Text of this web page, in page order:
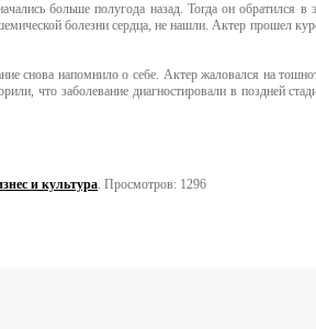
больше полугода назад. Тогда он обратился
болезни сердца, не нашли. Актер прошел
снова напомнило о себе. Актер жаловался на
что заболевание диагностировали в поздней
и культура. Просмотров: 1296